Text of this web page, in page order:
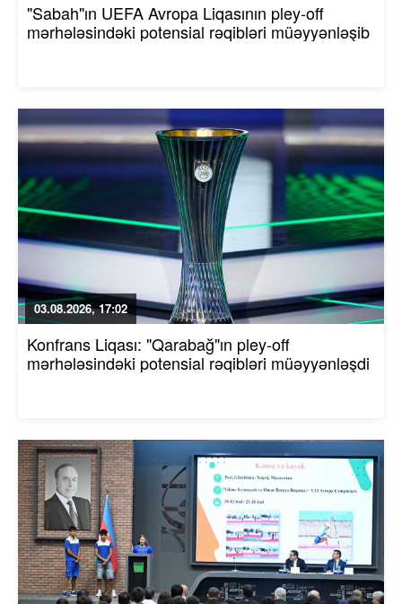
"Sabah"ın UEFA Avropa Liqasının pley-off
mərhələsindəki potensial rəqibləri müəyyənləşib
03.08.2026, 17:02
Konfrans Liqası: "Qarabağ"ın pley-off
mərhələsindəki potensial rəqibləri müəyyənləşdi